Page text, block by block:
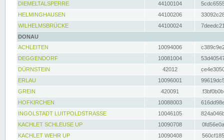
DIEMELTALSPERRE
44100104
HELMINGHAUSEN
44100206
WILHELMSBRÜCKE
44100024
DONAU
ACHLEITEN
10094006
DEGGENDORF
10081004
DÜRNSTEIN
42012
ERLAU
10096001
GREIN
420091
HOFKIRCHEN
10088003
INGOLSTADT LUITPOLDSTRASSE
10046105
KACHLET SCHLEUSE UP
10090708
KACHLET WEHR UP
10090408